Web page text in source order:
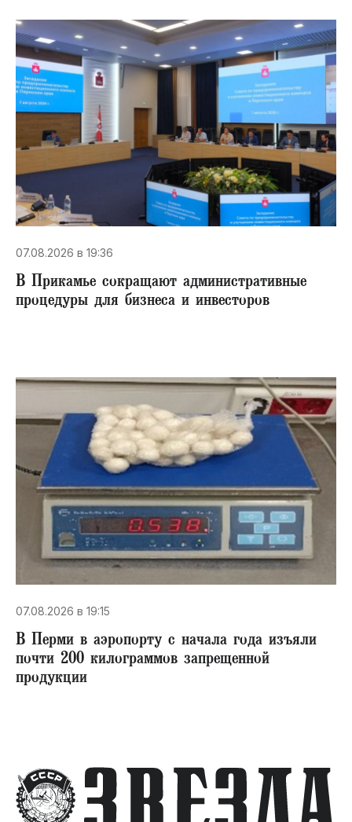
07.08.2026 в 19:36
В Прикамье сокращают административные
процедуры для бизнеса и инвесторов
07.08.2026 в 19:15
В Перми в аэропорту с начала года изъяли
почти 200 килограммов запрещенной
продукции